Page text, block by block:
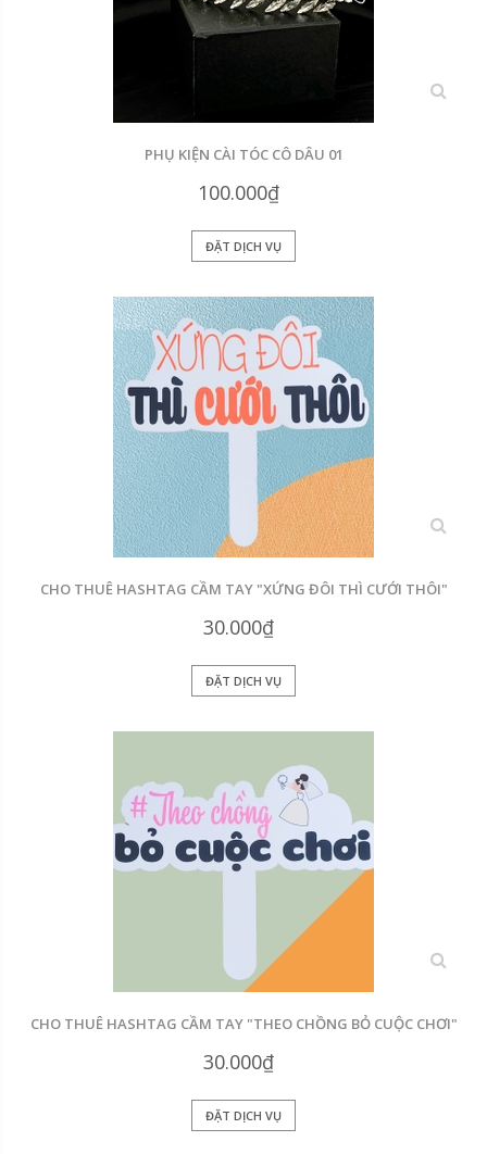
xem
PHỤ KIỆN CÀI TÓC CÔ DÂU 01
100.000₫
ĐẶT DỊCH VỤ
xem
CHO THUÊ HASHTAG CẦM TAY "XỨNG ĐÔI THÌ CƯỚI THÔI"
30.000₫
ĐẶT DỊCH VỤ
xem
CHO THUÊ HASHTAG CẦM TAY "THEO CHỒNG BỎ CUỘC CHƠI"
30.000₫
ĐẶT DỊCH VỤ